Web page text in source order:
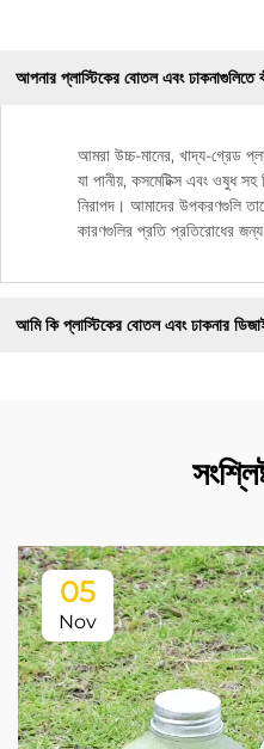
আপনার প্লাস্টিকের বোতল এবং
আমরা উচ্চ-মানের, খাদ্য-গ্রেড
যা পানীয়, কসমেটিক্স এবং ওষুধ
নিরাপদ। আমাদের উপকরণগুলি
কারণগুলির প্রতি প্রতিরোধের জন্য
আমি কি প্লাস্টিকের বোতল এবং ঢাকনার
05
Nov